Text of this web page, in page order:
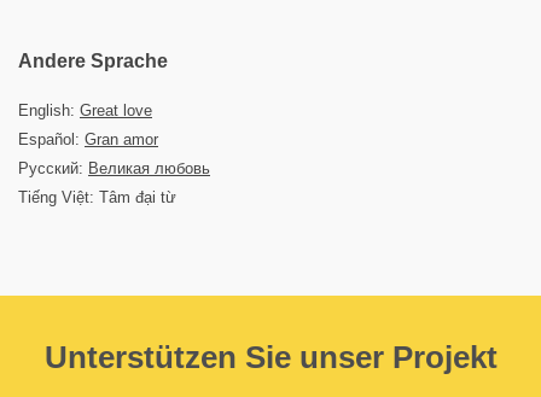
Andere Sprache
English: Great love
Español: Gran amor
Русский: Великая любовь
Tiếng Việt: Tâm đại từ
Unterstützen Sie unser Projekt